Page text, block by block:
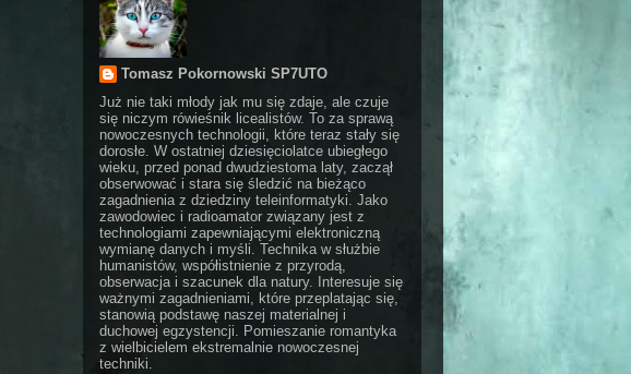
Tomasz Pokornowski SP7UTO
Już nie taki młody jak mu się zdaje, ale czuje
się niczym rówieśnik licealistów. To za sprawą
nowoczesnych technologii, które teraz stały się
dorosłe. W ostatniej dziesięciolatce ubiegłego
wieku, przed ponad dwudziestoma laty, zaczął
obserwować i stara się śledzić na bieżąco
zagadnienia z dziedziny teleinformatyki. Jako
zawodowiec i radioamator związany jest z
technologiami zapewniającymi elektroniczną
wymianę danych i myśli. Technika w służbie
humanistów, współistnienie z przyrodą,
obserwacja i szacunek dla natury. Interesuje się
ważnymi zagadnieniami, które przeplatając się,
stanowią podstawę naszej materialnej i
duchowej egzystencji. Pomieszanie romantyka
z wielbicielem ekstremalnie nowoczesnej
techniki.